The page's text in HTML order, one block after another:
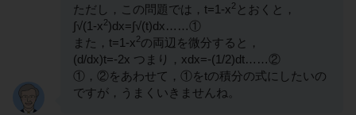
ただし，この問題では，t=1-x2 とおくと，
∫√(1-x2)dx=∫√(t)dx……①
また，t=1-x2の両辺を微分すると，
(d/dx)t=-2x つまり，xdx=-(1/2)dt……②
①，②をあわせて，①をtの積分の式にしたいの
ですが，うまくいきませんね。